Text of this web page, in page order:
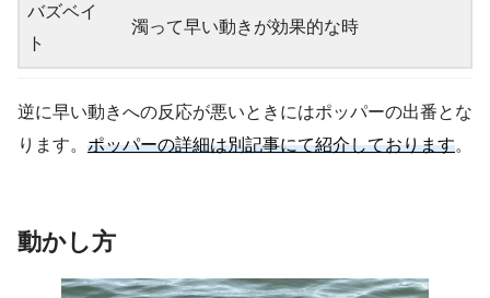
バズベイ
ト
濁って早い動きが効果的な時
逆に早い動きへの反応が悪いときにはポッパーの出番とな
ります。 ポッパーの詳細は別記事にて紹介しております。
動かし方